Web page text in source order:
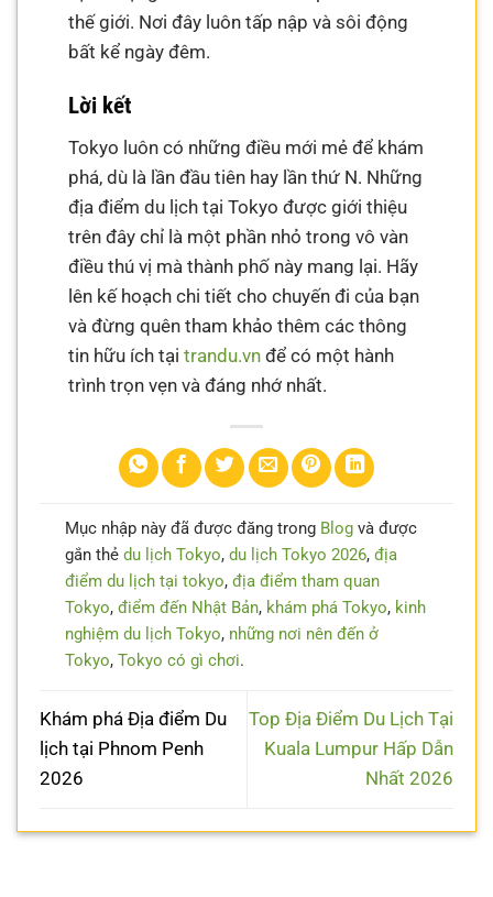
thế giới. Nơi đây luôn tấp nập và sôi động
bất kể ngày đêm.
Lời kết
Tokyo luôn có những điều mới mẻ để khám
phá, dù là lần đầu tiên hay lần thứ N. Những
địa điểm du lịch tại Tokyo được giới thiệu
trên đây chỉ là một phần nhỏ trong vô vàn
điều thú vị mà thành phố này mang lại. Hãy
lên kế hoạch chi tiết cho chuyến đi của bạn
và đừng quên tham khảo thêm các thông
tin hữu ích tạitrandu.vn để có một hành
trình trọn vẹn và đáng nhớ nhất.
Mục nhập này đã được đăng trong Blogvà được
gắn thẻ du lịch Tokyo, du lịch Tokyo 2026, địa
điểm du lịch tại tokyo, địa điểm tham quan
Tokyo, điểm đến Nhật Bản, khám phá Tokyo, kinh
nghiệm du lịch Tokyo, những nơi nên đến ở
Tokyo, Tokyo có gì chơi.
Khám phá Địa điểm Du
lịch tại Phnom Penh
2026
Top Địa Điểm Du Lịch Tại
Kuala Lumpur Hấp Dẫn
Nhất 2026